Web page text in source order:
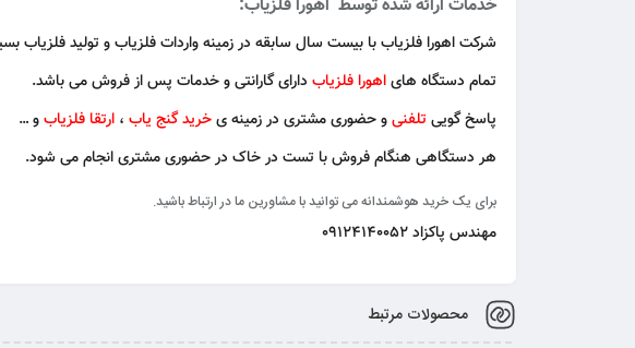
خدمات ارائه شده توسط اهورا فلزیاب:
شرکت اهورا فلزیاببا بیست سال سابقه در زمینهواردات فلزیابو تولید فلزیاب
تمام دستگاه هایاهورا فلزیاب دارای گارانتی و خدمات پس از فروش می باشد.
پاسخ گویی تلفنیو حضوری مشتری در زمینه یخرید گنج یاب ، ارتقا فلزیابو …
هر دستگاهی هنگام فروش با تست در خاک در حضوری مشتری انجام می شود.
برای یک خرید هوشمندانه می توانید با مشاورین ما در ارتباط باشید.
مهندس پاکزاد 09124140052
محصولات مرتبط